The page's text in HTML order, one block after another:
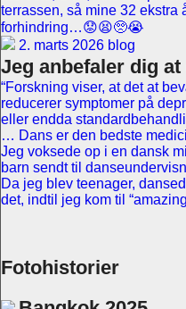
terrassen, så mine 32
forhindring…😟😫🥺😭
2. marts 2026 blog
Jeg anbefaler dig
“Forskning viser, at det at
reducerer symptomer på
eller endda
… Dans er den bedste
Jeg voksede op i en dansk
barn sendt til
Da jeg blev teenager,
det, indtil jeg kom til
Fotohistorier